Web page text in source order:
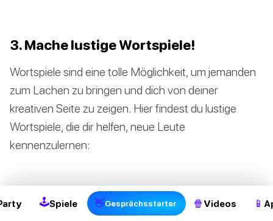
3. Mache lustige Wortspiele!
Wortspiele sind eine tolle Möglichkeit, um jemanden
zum Lachen zu bringen und dich von deiner
kreativen Seite zu zeigen. Hier findest du lustige
Wortspiele, die dir helfen, neue Leute
kennenzulernen:
🕹Spiele 👋Gesprächsstarter 🍿 Videos 📱